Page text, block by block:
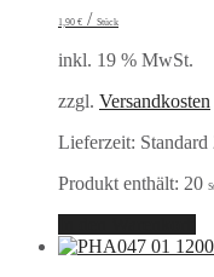
1,90 € / Stück
inkl. 19 % MwSt.
zzgl. Versandkosten
Lieferzeit:
Produkt enthält: 20